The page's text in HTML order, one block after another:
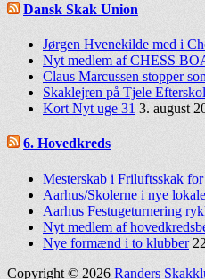
Dansk Skak Union
Jørgen Hvenekilde med i
Nyt medlem af CHESS
Claus Marcussen stopper
Skaklejren på Tjele
Kort Nyt uge 31 3. august
6. Hovedkreds
Mesterskab i Friluftsskak
Aarhus/Skolerne i nye
Aarhus Festugeturnering
Nyt medlem af
Nye formænd i to klubber
Copyright © 2026 Randers